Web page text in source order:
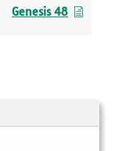
Genesis 48